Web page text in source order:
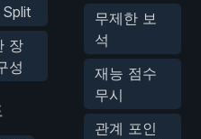
장
성
무제한 보
석
재능 점수
무시
관계 포인